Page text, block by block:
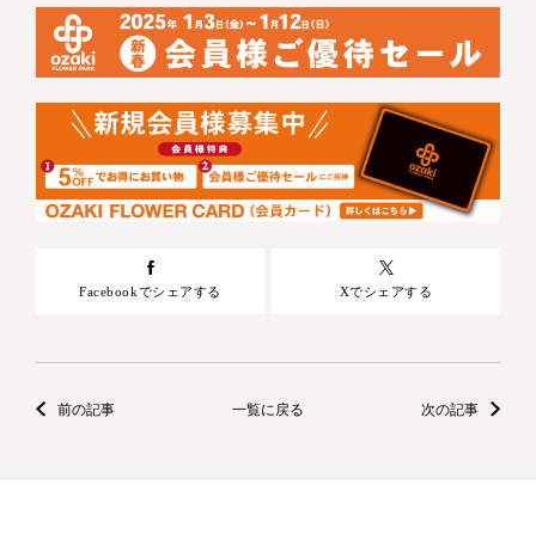
Facebookでシェアする Xでシェアする
前の記事 一覧に戻る 次の記事